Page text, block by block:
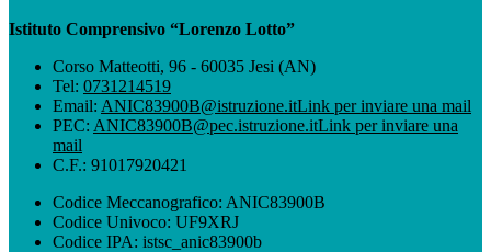
Istituto Comprensivo “Lorenzo Lotto”
Corso Matteotti, 96 - 60035 Jesi (AN)
Tel: 0731214519
Email: ANIC83900B@istruzione.itLink per inviare una mail
PEC: ANIC83900B@pec.istruzione.itLink per inviare una
mail
C.F.: 91017920421
Codice Meccanografico: ANIC83900B
Codice Univoco: UF9XRJ
Codice IPA: istsc_anic83900b